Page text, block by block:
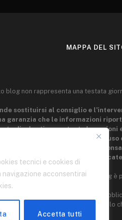
tecnici e cookies di
acconsentirai
Accetta tutti
MAPPA DEL
blog non rappresenta una testata
sostituirsi al consiglio e
garanzia che le informazioni
divulgativo, pertanto le
indispensabili per il loro
può esser ritenuto
Questo blog è
di proprietà dell'autore e sono
quindi siete liberi di prendere